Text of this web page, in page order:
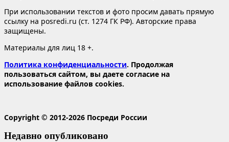
При использовании текстов и фото просим давать прямую
ссылку на posredi.ru (ст. 1274 ГК РФ). Авторские права
защищены.
Материалы для лиц 18 +.
Политика конфиденциальности. Продолжая
пользоваться сайтом, вы даете согласие на
использование файлов cookies.
Copyright © 2012-2026 Посреди России
Недавно опубликовано